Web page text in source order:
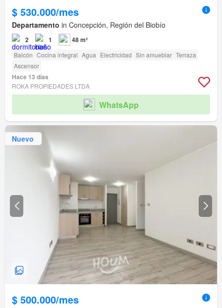
$ 530.000/mes
Departamento in Concepción, Región del Biobío
2 1 48 m²
Balcón Cocina integral Agua Electricidad Sin amueblar Terraza
Ascensor
Hace 13 días
ROKA PROPIEDADES LTDA
WhatsApp
Nuevo
$ 500.000/mes